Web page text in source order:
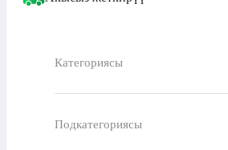
Категориясы
Подкатегориясы